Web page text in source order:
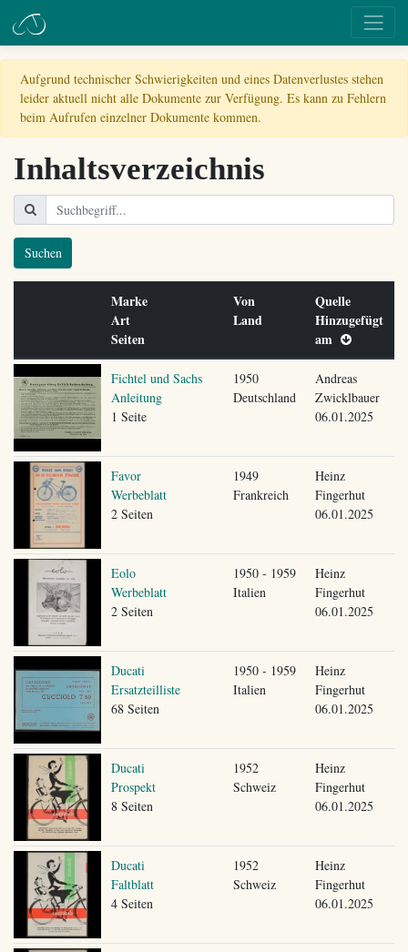
Aufgrund technischer Schwierigkeiten und eines Datenverlustes stehen
leider aktuell nicht alle Dokumente zur Verfügung. Es kann zu Fehlern
beim Aufrufen einzelner Dokumente kommen.
Inhaltsverzeichnis
Suchen
Marke
Art
Seiten
Von
Land
Quelle
Hinzugefügt
am
Fichtel und Sachs
Anleitung
1 Seite
1950
Deutschland
Andreas
Zwicklbauer
06.01.2025
Favor
Werbeblatt
2 Seiten
1949
Frankreich
Heinz
Fingerhut
06.01.2025
Eolo
Werbeblatt
2 Seiten
1950 - 1959
Italien
Heinz
Fingerhut
06.01.2025
Ducati
Ersatzteilliste
68 Seiten
1950 - 1959
Italien
Heinz
Fingerhut
06.01.2025
Ducati
Prospekt
8 Seiten
1952
Schweiz
Heinz
Fingerhut
06.01.2025
Ducati
Faltblatt
4 Seiten
1952
Schweiz
Heinz
Fingerhut
06.01.2025